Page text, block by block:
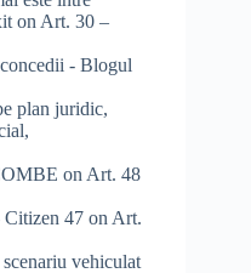
on Art. 30 –
- Blogul
plan juridic,
on Art. 48
Citizen 47 on Art.
vehiculat